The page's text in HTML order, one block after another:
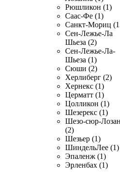
Рюшликон (1)
Саас-Фе (1)
Санкт-Мориц
Сен-Лежье-Ла
Шьеза (2)
Сен-Лежье-Ла-
Шьеза (1)
Сюши (2)
Херлиберг (2)
Хернекс (1)
Церматт (1)
Цолликон (1)
Шезерекс (1)
Шезо-сюр-
(2)
Шезьер (1)
ШиндельЛее (1)
Эпаленж (1)
Эрленбах (1)